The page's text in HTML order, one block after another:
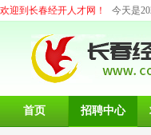
欢迎到长春经开人才网！ 今天是
首页 招聘中心